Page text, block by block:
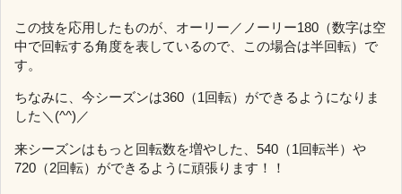
この技を応用したものが、オーリー／ノーリー180（数字は空
中で回転する角度を表しているので、この場合は半回転）で
す。
ちなみに、今シーズンは360（1回転）ができるようになりま
した＼(^^)／
来シーズンはもっと回転数を増やした、540（1回転半）や
720（2回転）ができるように頑張ります！！